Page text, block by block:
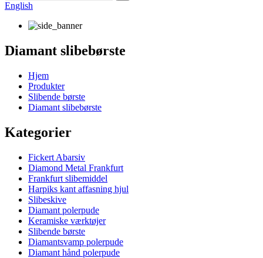
English
Diamant slibebørste
Hjem
Produkter
Slibende børste
Diamant slibebørste
Kategorier
Fickert Abarsiv
Diamond Metal Frankfurt
Frankfurt slibemiddel
Harpiks kant affasning hjul
Slibeskive
Diamant polerpude
Keramiske værktøjer
Slibende børste
Diamantsvamp polerpude
Diamant hånd polerpude